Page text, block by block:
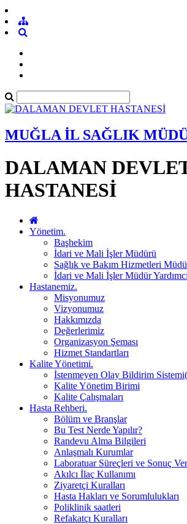
MUĞLA İL SAĞLIK
DALAMAN
HASTANESİ
Yönetim.
Başhekim
İdari ve Mali İşler Müdürü
Sağlık ve Bakım Hizmetleri
İdari ve Mali İşler Müdür
Hastanemiz.
Misyonumuz
Vizyonumuz
Hakkımızda
Değerlerimiz
Organizasyon Şeması
Hizmet Standartları
Kalite Yönetimi.
İstenmeyen Olay Bildirim
Kalite Yönetim Birimi
Kalite Çalışmaları
Hasta Rehberi.
Bölüm ve Branşlar
Bu Test Nerde Yapılır?
Randevu Alma Bilgileri
Anlaşmalı Kurumlar
Laboratuar Süreçleri ve Sonuç
Akılcı İlaç Kullanımı
Ziyaretçi Kuralları
Hasta Hakları ve Sorumlulukları
Poliklinik saatleri
Refakatçı Kuralları